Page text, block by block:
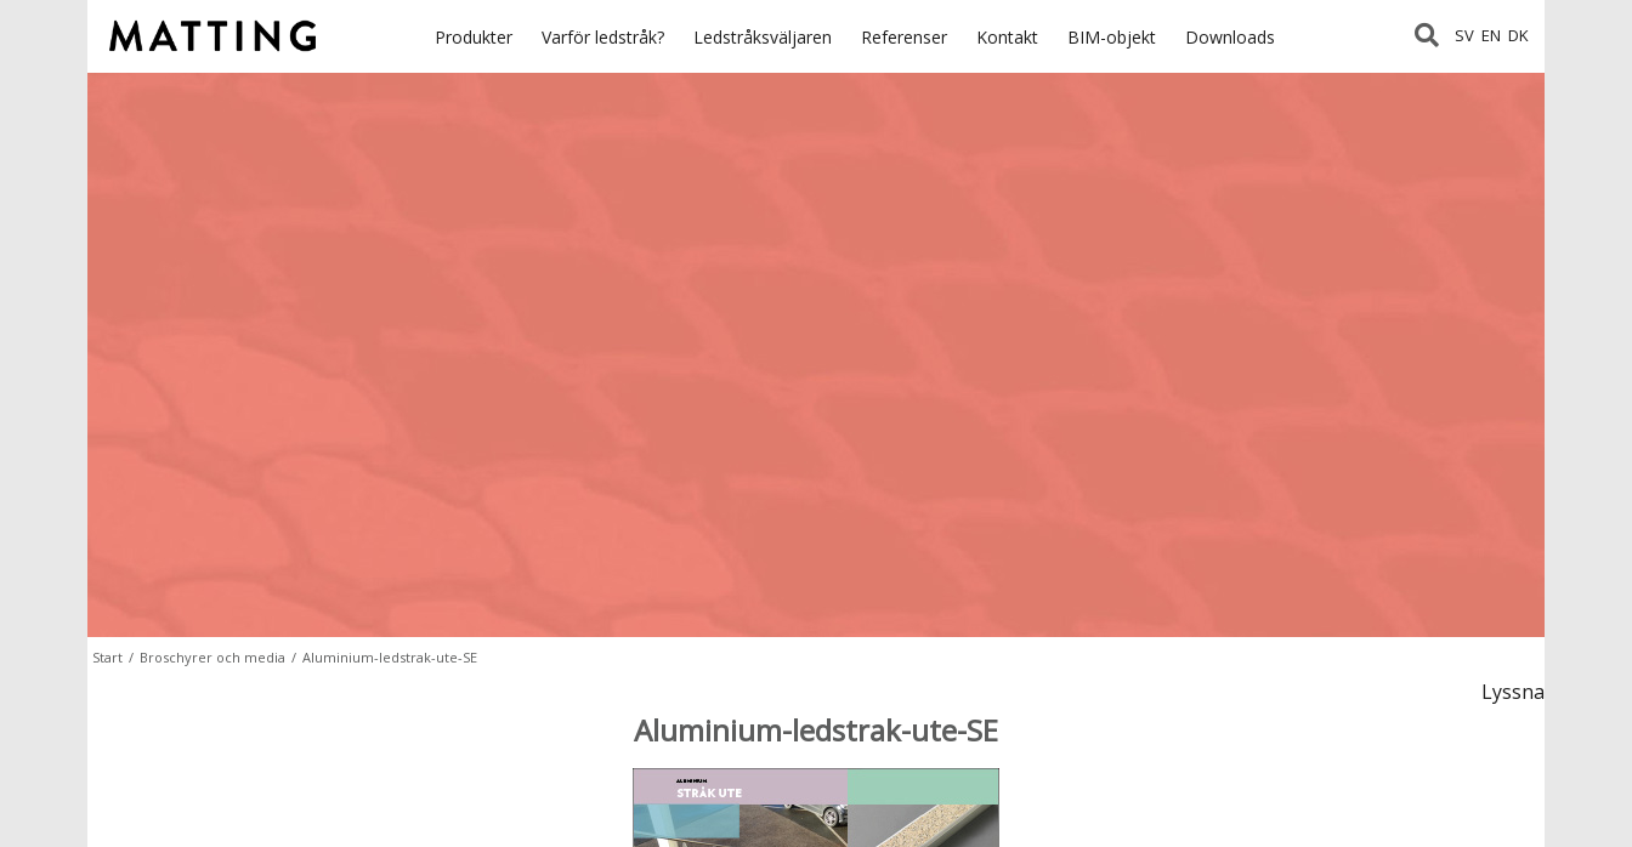
Produkter Varför ledstråk? Ledstråksväljaren Referenser Kontakt BIM-objekt Downloads SV EN DK
Start / Broschyrer och media / Aluminium-ledstrak-ute-SE
Lyssna
Aluminium-ledstrak-ute-SE